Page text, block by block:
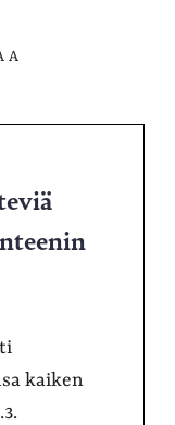
kaiken